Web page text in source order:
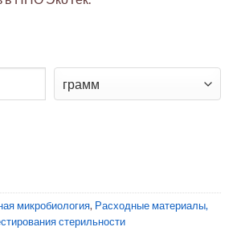
микробиология, Расходные материалы,
стерильности